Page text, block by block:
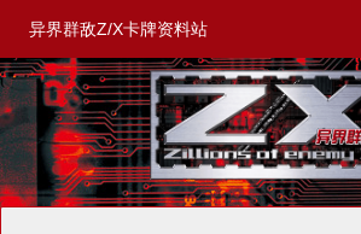
异界群敌Z/X卡牌资料站